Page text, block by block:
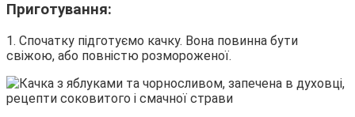
Приготування:
1. Спочатку підготуємо качку. Вона повинна бути
свіжою, або повністю розмороженої.